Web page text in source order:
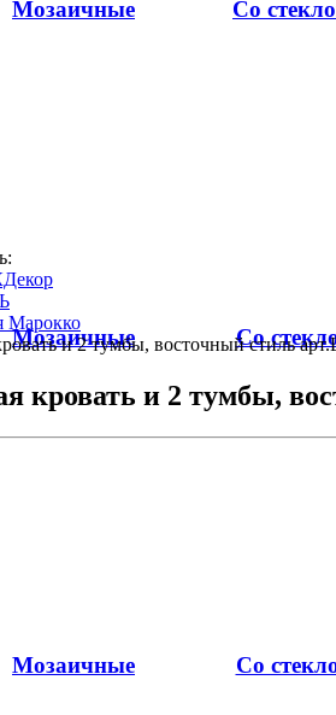
Мозаичные Со
Мозаичные Со
Мозаичные Со
Марокко
и 2 тумбы, восточный стиль
кровать и 2 тумбы,